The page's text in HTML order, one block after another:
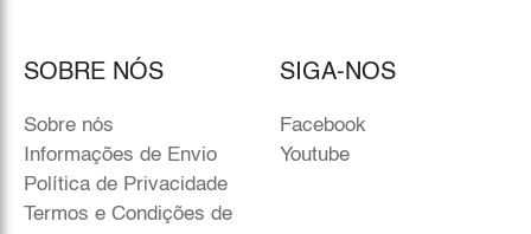
SOBRE NÓS
Sobre nós
Informações de Envio
Política de Privacidade
Termos e Condições de
SIGA-NOS
Facebook
Youtube